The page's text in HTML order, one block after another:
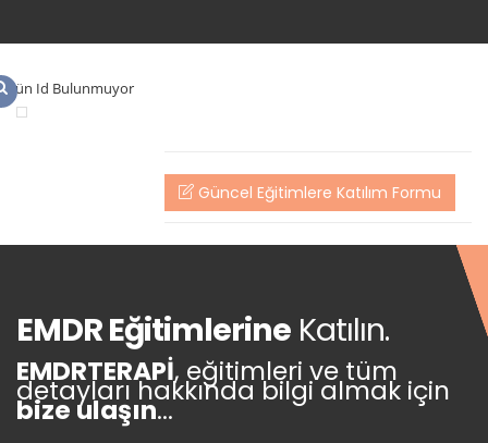
Ürün Id Bulunmuyor
Güncel Eğitimlere Katılım Formu
EMDR Eğitimlerine Katılın.
EMDRTERAPİ, eğitimleri ve tüm
detayları hakkında bilgi almak için
bize ulaşın...